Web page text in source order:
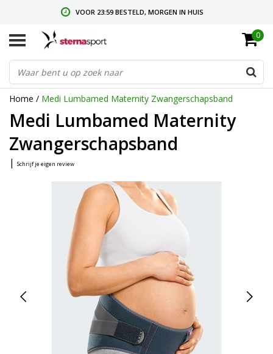
VOOR 23:59 BESTELD, MORGEN IN HUIS
GRATIS RETOURNEREN & RUILEN
0
Home / Medi Lumbamed Maternity Zwangerschapsband
Medi Lumbamed Maternity
Zwangerschapsband
| Schrijf je eigen review